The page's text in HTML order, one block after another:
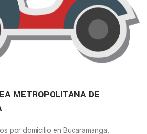
METROPOLITANA DE
por domicilio en Bucaramanga,